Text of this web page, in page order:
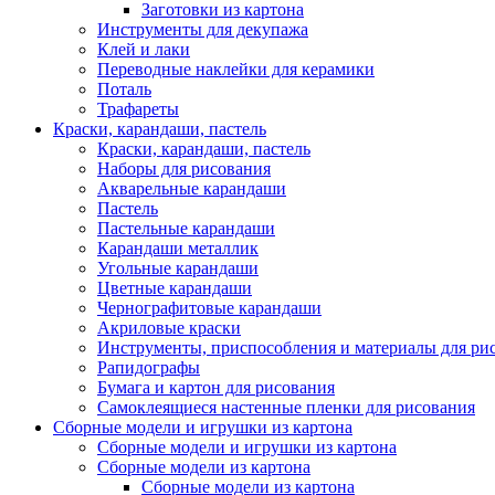
Заготовки из картона
Инструменты для декупажа
Клей и лаки
Переводные наклейки для керамики
Поталь
Трафареты
Краски, карандаши, пастель
Краски, карандаши, пастель
Наборы для рисования
Акварельные карандаши
Пастель
Пастельные карандаши
Карандаши металлик
Угольные карандаши
Цветные карандаши
Чернографитовые карандаши
Акриловые краски
Инструменты, приспособления и материалы для
Рапидографы
Бумага и картон для рисования
Самоклеящиеся настенные пленки для рисования
Сборные модели и игрушки из картона
Сборные модели и игрушки из картона
Сборные модели из картона
Сборные модели из картона